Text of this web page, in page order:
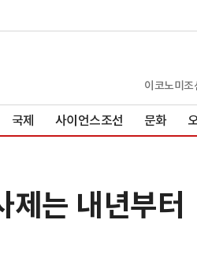
이코노미조
국제 사이언스조선 문화
는 내년부터